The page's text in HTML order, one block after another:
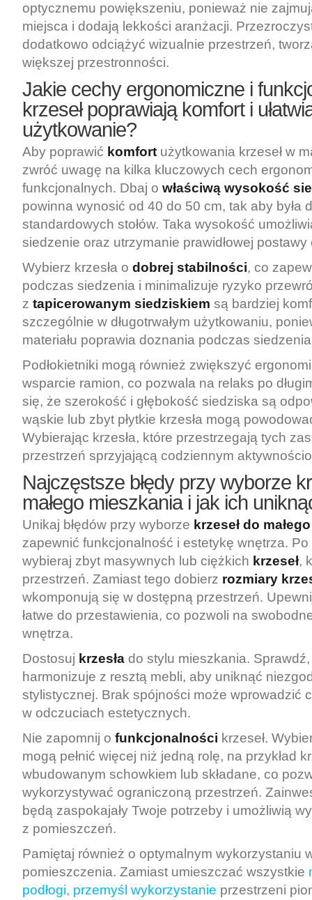
optycznemu powiększeniu, ponieważ nie
miejsca i dodają lekkości aranżacji.
dodatkowo odciążyć wizualnie przestrzeń,
większej przestronności.
Jakie cechy ergonomiczne i
krzeseł poprawiają komfort i
użytkowanie?
Aby poprawić komfort użytkowania krzeseł w
zwróć uwagę na kilka kluczowych cech
funkcjonalnych. Dbaj o właściwą wysokość
powinna wynosić od 40 do 50 cm, tak aby była
standardowych stołów. Taka wysokość
siedzenie oraz utrzymanie prawidłowej postawy
Wybierz krzesła o dobrej stabilności, co
podczas siedzenia i minimalizuje ryzyko
z tapicerowanym siedziskiem są bardziej
szczególnie w długotrwałym użytkowaniu,
materiału poprawia doznania podczas
Podłokietniki mogą również zwiększyć
wsparcie ramion, co pozwala na relaks po
się, że szerokość i głębokość siedziska są
wąskie lub zbyt płytkie krzesła mogą
Wybierając krzesła, które przestrzegają tych
przestrzeń sprzyjającą codziennym
Najczęstsze błędy przy wyborze
małego mieszkania i jak ich
Unikaj błędów przy wyborze krzeseł do
zapewnić funkcjonalność i estetykę wnętrza.
wybieraj zbyt masywnych lub ciężkich krzeseł,
przestrzeń. Zamiast tego dobierz rozmiary
wkomponują się w dostępną przestrzeń.
łatwe do przestawienia, co pozwoli na
wnętrza.
Dostosuj krzesła do stylu mieszkania.
harmonizuje z resztą mebli, aby uniknąć
stylistycznej. Brak spójności może wprowadzić
w odczuciach estetycznych.
Nie zapomnij o funkcjonalności krzeseł.
mogą pełnić więcej niż jedną rolę, na przykład
wbudowanym schowkiem lub składane, co
wykorzystywać ograniczoną przestrzeń.
będą zaspokajały Twoje potrzeby i umożliwią
z pomieszczeń.
Pamiętaj również o optymalnym wykorzystaniu
pomieszczenia. Zamiast umieszczać wszystkie
podłogi, przemyśl wykorzystanie przestrzeni